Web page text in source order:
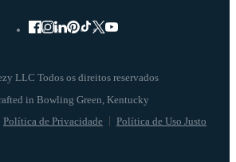
LLC Todos os direitos reservados
Política de Privacidade Política de Uso Justo